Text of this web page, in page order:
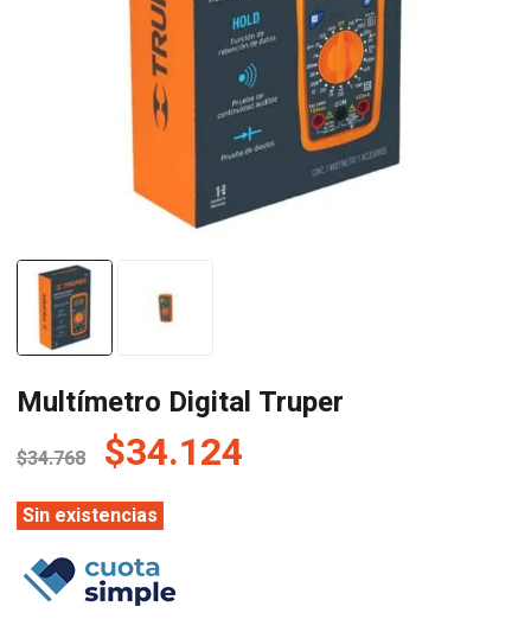
Multímetro Digital Truper
$34.768 El
precio
original
era:
$34.768.
$34.124
Sin existencias